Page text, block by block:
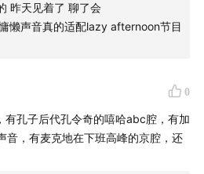
兴了——但是喵儿姐竟然随身带
吗这不是。
的，曾经每天陪我们上下班上
的，感慨曾经的广播电台，那些
们内心深处最深的感慨和情怀，
老板苑逸就说起自己小时候在课
昨天见着了 聊了会
懒声音真的适配lazy afternoon节目
0
有孔子后代孔令奇的嘻哈abc腔，有加
音，有麦克地在下班高峰的京腔，还